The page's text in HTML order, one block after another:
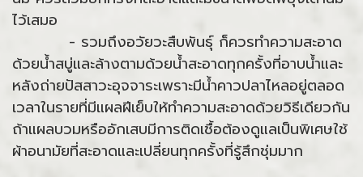
ไว้เสมอ
- รวมถึงอวัยวะสืบพันธุ์ ก็ควรทำความสะอาด
ด้วยน้ำสบู่และล้างตามด้วยน้ำสะอาดทุกครั้งที่อาบน้ำและ
หลังถ่ายปัสสาวะอุจจาระเพราะมีน้ำคาวปลาไหลอยู่ตลอด
เวลาในรายที่มีแผลฝีเย็บให้ทำความสะอาดด้วยวิธีเดียวกัน
ถ้าแผลบวมหรืออักเสบมีการติดเชื้อต้องดูแลเป็นพิเศษใช้
ผ้าอนามัยที่สะอาดและเปลี่ยนทุกครั้งที่รู้สึกชุ่มมาก